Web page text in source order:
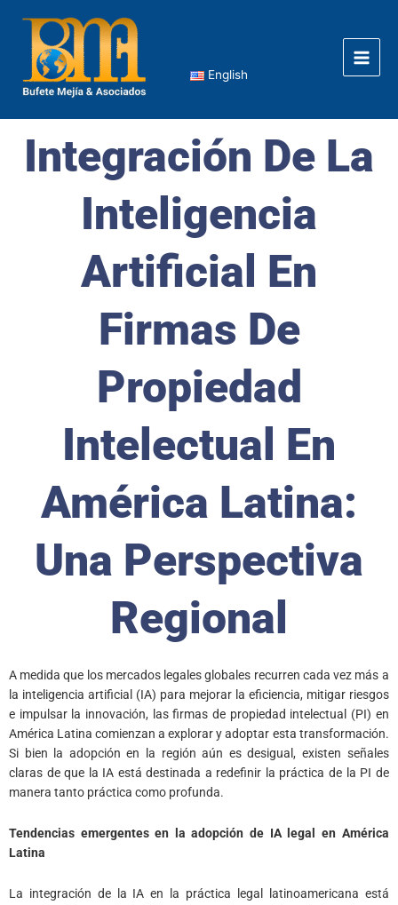
contenido
English
Integración De La
Inteligencia
Artificial En
Firmas De
Propiedad
Intelectual En
América Latina:
Una Perspectiva
Regional
A medida que los mercados legales globales recurren cada vez más a
la inteligencia artificial (IA) para mejorar la eficiencia, mitigar riesgos
e impulsar la innovación, las firmas de propiedad intelectual (PI) en
América Latina comienzan a explorar y adoptar esta transformación.
Si bien la adopción en la región aún es desigual, existen señales
claras de que la IA está destinada a redefinir la práctica de la PI de
manera tanto práctica como profunda.
Tendencias emergentes en la adopción de IA legal en América
Latina
La integración de la IA en la práctica legal latinoamericana está